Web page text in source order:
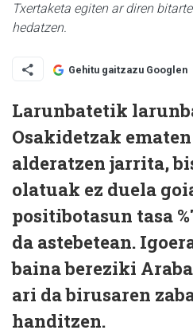
Txertaketa egiten ar diren
hedatzen.
Gehitu gaitzazu Googlen
Larunbatetik
Osakidetzak
alderatzen jarrita,
olatuak ez duela
positibotasun tasa
da astebetean.
baina bereziki
ari da birusaren
handitzen.